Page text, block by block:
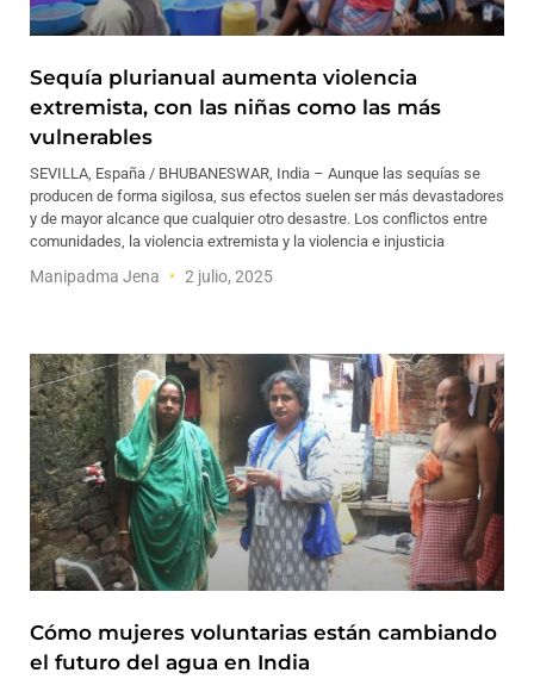
Sequía plurianual aumenta violencia
extremista, con las niñas como las más
vulnerables
SEVILLA, España / BHUBANESWAR, India – Aunque las sequías se
producen de forma sigilosa, sus efectos suelen ser más devastadores
y de mayor alcance que cualquier otro desastre. Los conflictos entre
comunidades, la violencia extremista y la violencia e injusticia
Manipadma Jena 2 julio, 2025
Cómo mujeres voluntarias están cambiando
el futuro del agua en India